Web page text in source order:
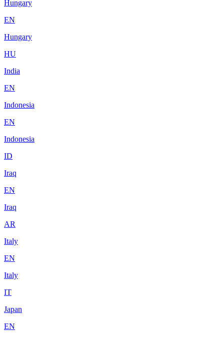
Hungary
EN
Hungary
HU
India
EN
Indonesia
EN
Indonesia
ID
Iraq
EN
Iraq
AR
Italy
EN
Italy
IT
Japan
EN